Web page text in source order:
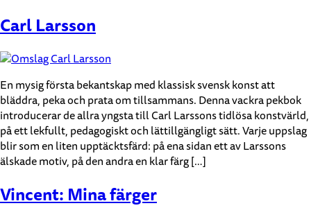
Carl Larsson
En mysig första bekantskap med klassisk svensk konst att
bläddra, peka och prata om tillsammans. Denna vackra pekbok
introducerar de allra yngsta till Carl Larssons tidlösa konstvärld,
på ett lekfullt, pedagogiskt och lättillgängligt sätt. Varje uppslag
blir som en liten upptäcktsfärd: på ena sidan ett av Larssons
älskade motiv, på den andra en klar färg […]
Vincent: Mina färger